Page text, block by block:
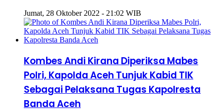
Jumat, 28 Oktober 2022 - 21:02 WIB
Kombes Andi Kirana Diperiksa Mabes
Polri, Kapolda Aceh Tunjuk Kabid TIK
Sebagai Pelaksana Tugas Kapolresta
Banda Aceh